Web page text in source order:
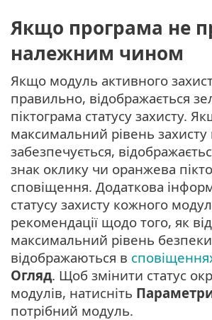
Якщо програма не
належним чином
Якщо модуль активного
правильно, відображається
піктограма статусу захисту.
максимальний рівень захисту
забезпечується,
знак оклику чи оранжева
сповіщення. Додаткова
статусу захисту кожного
рекомендації щодо того, як
максимальний рівень
відображаються в
Огляд. Щоб змінити статус
модулів, натисніть
потрібний модуль.